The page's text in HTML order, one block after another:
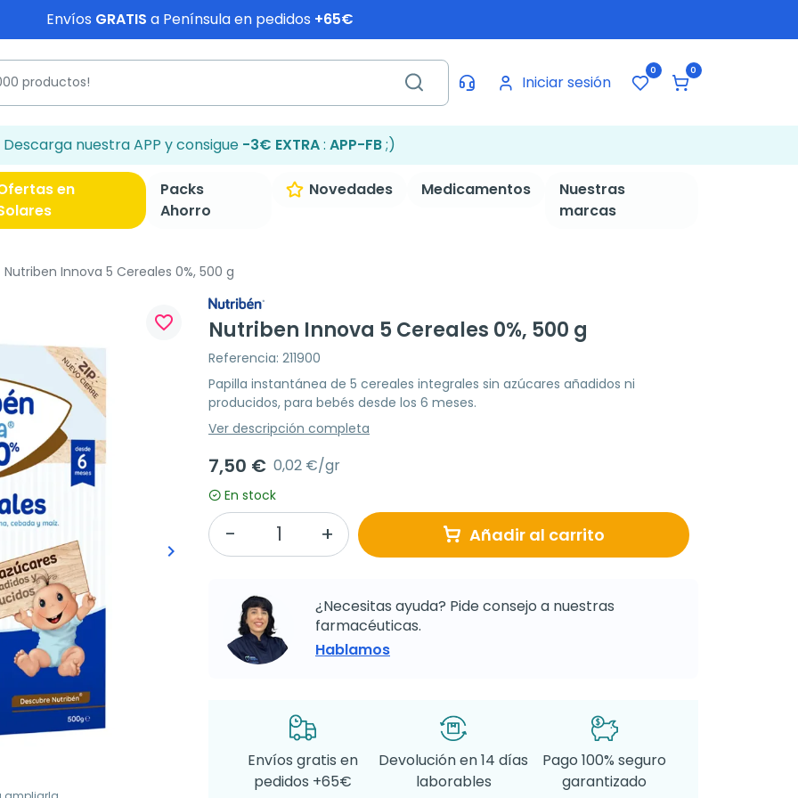
Envíos GRATIS a Península en pedidos +65€
Iniciar sesión
0 0
Descarga nuestra APP y consigue -3€ EXTRA: APP-FB;)
en
Packs
Ahorro
Novedades Medicamentos
Nuestras
marcas
Nutriben Innova 5 Cereales 0%, 500 g
Siguiente
keyboard_arrow_right
favorite_border Nutriben Innova 5 Cereales 0%, 500 g
Referencia: 211900
Papilla instantánea de 5 cereales integrales sin azúcares añadidos ni
producidos, para bebés desde los 6 meses.
Ver descripción completa
7,50 € 0,02 €/gr
En stock
Añadir al carrito
¿Necesitas ayuda? Pide consejo a nuestras
farmacéuticas.
Hablamos
Envíos gratis en
pedidos +65€
Devolución en 14 días
laborables
Pago 100% seguro
garantizado